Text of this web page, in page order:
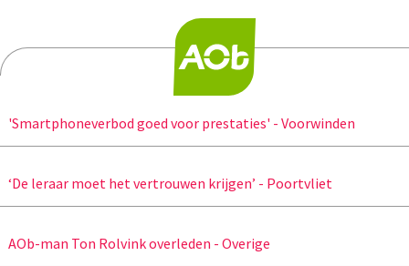
'Smartphoneverbod goed voor prestaties' - Voorwinden
‘De leraar moet het vertrouwen krijgen’ - Poortvliet
AOb-man Ton Rolvink overleden - Overige